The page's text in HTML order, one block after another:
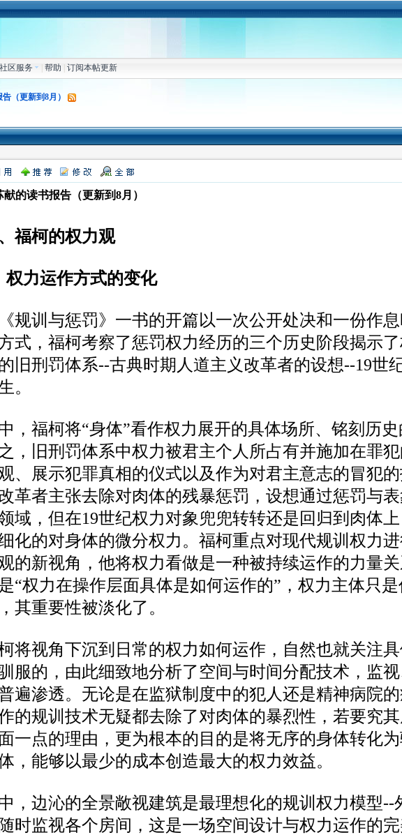
社区服务 |帮助 |订阅本帖更新
（更新到8月）
献的读书报告（更新到8月）
福柯的权力观
权力运作方式的变化
规训与惩罚》一书的开篇以一次公开处决和一份作
式，福柯考察了惩罚权力经历的三个历史阶段揭示
旧刑罚体系--古典时期人道主义改革者的设想--19世
。
，福柯将“身体”看作权力展开的具体场所、铭刻历
，旧刑罚体系中权力被君主个人所占有并施加在罪
、展示犯罪真相的仪式以及作为对君主意志的冒犯
革者主张去除对肉体的残暴惩罚，设想通过惩罚与
域，但在19世纪权力对象兜兜转转还是回归到肉体
化的对身体的微分权力。福柯重点对现代规训权力
的新视角，他将权力看做是一种被持续运作的力量
“权力在操作层面具体是如何运作的”，权力主体只
其重要性被淡化了。
将视角下沉到日常的权力如何运作，自然也就关注
服的，由此细致地分析了空间与时间分配技术，监
遍渗透。无论是在监狱制度中的犯人还是精神病院
的规训技术无疑都去除了对肉体的暴烈性，若要究
一点的理由，更为根本的目的是将无序的身体转化
，能够以最少的成本创造最大的权力效益。
，边沁的全景敞视建筑是最理想化的规训权力模型--
时监视各个房间，这是一场空间设计与权力运作的